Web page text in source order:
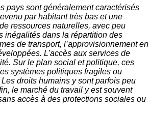
pays sont généralement caractérisés
par habitant très bas et une
ressources naturelles, avec peu
inégalités dans la répartition des
de transport, l’approvisionnement en
L’accès aux services de
Sur le plan social et politique, ces
systèmes politiques fragiles ou
droits humains y sont parfois peu
le marché du travail y est souvent
accès à des protections sociales ou